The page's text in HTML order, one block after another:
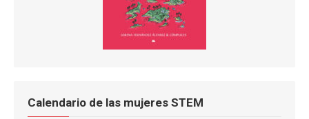
Calendario de las mujeres STEM